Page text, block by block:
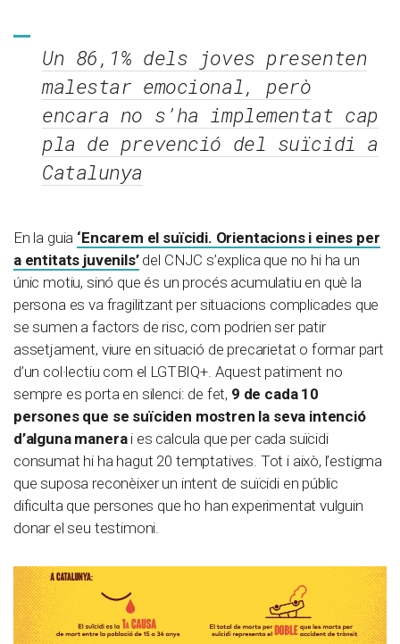
Un 86,1% dels joves presenten
malestar emocional, però
encara no s’ha implementat cap
pla de prevenció del suïcidi a
Catalunya
En la guia ‘Encarem el suïcidi. Orientacions i eines per
a entitats juvenils’del CNJC s’explica que no hi ha un
únic motiu, sinó que és un procés acumulatiu en què la
persona es va fragilitzant per situacions complicades que
se sumen a factors de risc, com podrien ser patir
assetjament, viure en situació de precarietat o formar part
d’un col·lectiu com el LGTBIQ+. Aquest patiment no
sempre es porta en silenci: de fet, 9 de cada 10
persones que se suïciden mostren la seva intenció
d’alguna manerai es calcula que per cada suïcidi
consumat hi ha hagut 20 temptatives. Tot i això, l’estigma
que suposa reconèixer un intent de suïcidi en públic
dificulta que persones que ho han experimentat vulguin
donar el seu testimoni.